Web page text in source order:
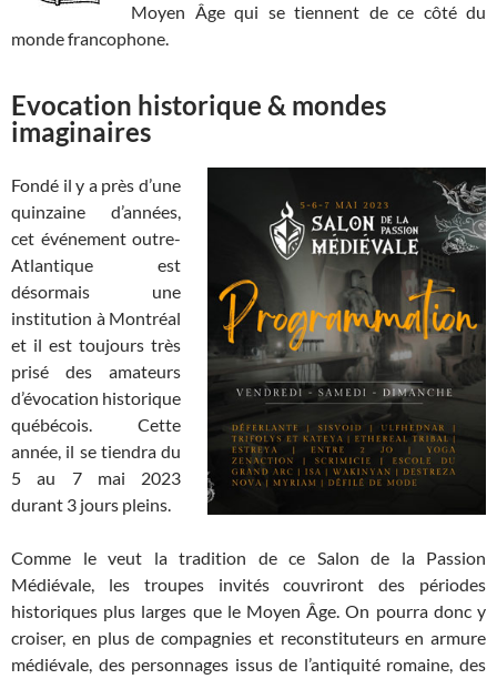
Moyen Âge qui se tiennent de ce côté du
monde francophone.
Evocation historique & mondes
imaginaires
Fondé il y a près d’une
quinzaine d’années,
cet événement outre-
Atlantique est
désormais une
institution à Montréal
et il est toujours très
prisé des amateurs
d’évocation historique
québécois. Cette
année, il se tiendra du
5 au 7 mai 2023
durant 3 jours pleins.
Comme le veut la tradition de ce Salon de la Passion
Médiévale, les troupes invités couvriront des périodes
historiques plus larges que le Moyen Âge. On pourra donc y
croiser, en plus de compagnies et reconstituteurs en armure
médiévale, des personnages issus de l’antiquité romaine, des